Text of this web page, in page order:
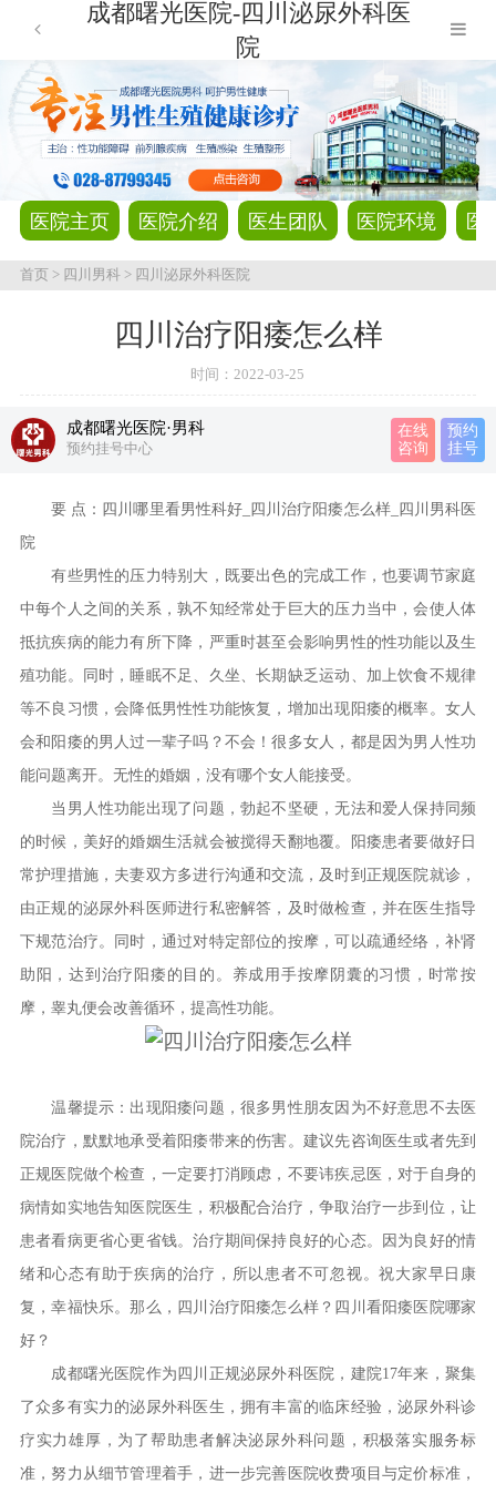
成都曙光医院-四川泌尿外科医
院
医院主页 医院介绍 医生团队 医院环境 医
首页> 四川男科> 四川泌尿外科医院
四川治疗阳痿怎么样
时间：2022-03-25
成都曙光医院·男科
预约挂号中心
在线
咨询
预约
挂号
要 点：四川哪里看男性科好_四川治疗阳痿怎么样_四川男科医
院
有些男性的压力特别大，既要出色的完成工作，也要调节家庭
中每个人之间的关系，孰不知经常处于巨大的压力当中，会使人体
抵抗疾病的能力有所下降，严重时甚至会影响男性的性功能以及生
殖功能。同时，睡眠不足、久坐、长期缺乏运动、加上饮食不规律
等不良习惯，会降低男性性功能恢复，增加出现阳痿的概率。女人
会和阳痿的男人过一辈子吗？不会！很多女人，都是因为男人性功
能问题离开。无性的婚姻，没有哪个女人能接受。
当男人性功能出现了问题，勃起不坚硬，无法和爱人保持同频
的时候，美好的婚姻生活就会被搅得天翻地覆。阳痿患者要做好日
常护理措施，夫妻双方多进行沟通和交流，及时到正规医院就诊，
由正规的泌尿外科医师进行私密解答，及时做检查，并在医生指导
下规范治疗。同时，通过对特定部位的按摩，可以疏通经络，补肾
助阳，达到治疗阳痿的目的。养成用手按摩阴囊的习惯，时常按
摩，睾丸便会改善循环，提高性功能。
温馨提示：出现阳痿问题，很多男性朋友因为不好意思不去医
院治疗，默默地承受着阳痿带来的伤害。建议先咨询医生或者先到
正规医院做个检查，一定要打消顾虑，不要讳疾忌医，对于自身的
病情如实地告知医院医生，积极配合治疗，争取治疗一步到位，让
患者看病更省心更省钱。治疗期间保持良好的心态。因为良好的情
绪和心态有助于疾病的治疗，所以患者不可忽视。祝大家早日康
复，幸福快乐。那么，四川治疗阳痿怎么样？四川看阳痿医院哪家
好？
成都曙光医院作为四川正规泌尿外科医院，建院17年来，聚集
了众多有实力的泌尿外科医生，拥有丰富的临床经验，泌尿外科诊
疗实力雄厚，为了帮助患者解决泌尿外科问题，积极落实服务标
准，努力从细节管理着手，进一步完善医院收费项目与定价标准，